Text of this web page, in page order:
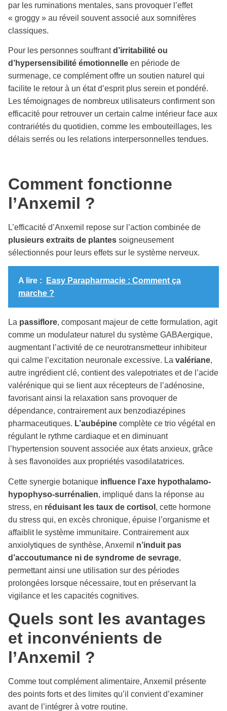
par les ruminations mentales, sans provoquer l’effet
« groggy » au réveil souvent associé aux somnifères
classiques.
Pour les personnes souffrantd’irritabilité ou
d’hypersensibilité émotionnelle en période de
surmenage, ce complément offre un soutien naturel qui
facilite le retour à un état d’esprit plus serein et pondéré.
Les témoignages de nombreux utilisateurs confirment son
efficacité pour retrouver un certain calme intérieur face aux
contrariétés du quotidien, comme les embouteillages, les
délais serrés ou les relations interpersonnelles tendues.
Comment fonctionne
l’Anxemil ?
L’efficacité d’Anxemil repose sur l’action combinée de
plusieurs extraits de plantes soigneusement
sélectionnés pour leurs effets sur le système nerveux.
A lire :
Easy Parapharmacie : Comment ça
marche ?
La passiflore, composant majeur de cette formulation, agit
comme un modulateur naturel du système GABAergique,
augmentant l’activité de ce neurotransmetteur inhibiteur
qui calme l’excitation neuronale excessive. La valériane,
autre ingrédient clé, contient des valepotriates et de l’acide
valérénique qui se lient aux récepteurs de l’adénosine,
favorisant ainsi la relaxation sans provoquer de
dépendance, contrairement aux benzodiazépines
pharmaceutiques. L’aubépine complète ce trio végétal en
régulant le rythme cardiaque et en diminuant
l’hypertension souvent associée aux états anxieux, grâce
à ses flavonoïdes aux propriétés vasodilatatrices.
Cette synergie botanique influence l’axe hypothalamo-
hypophyso-surrénalien, impliqué dans la réponse au
stress, en réduisant les taux de cortisol , cette hormone
du stress qui, en excès chronique, épuise l’organisme et
affaiblit le système immunitaire. Contrairement aux
anxiolytiques de synthèse, Anxemil n’induit pas
d’accoutumance ni de syndrome de sevrage,
permettant ainsi une utilisation sur des périodes
prolongées lorsque nécessaire, tout en préservant la
vigilance et les capacités cognitives.
Quels sont les avantages
et inconvénients de
l’Anxemil ?
Comme tout complément alimentaire, Anxemil présente
des points forts et des limites qu’il convient d’examiner
avant de l’intégrer à votre routine.